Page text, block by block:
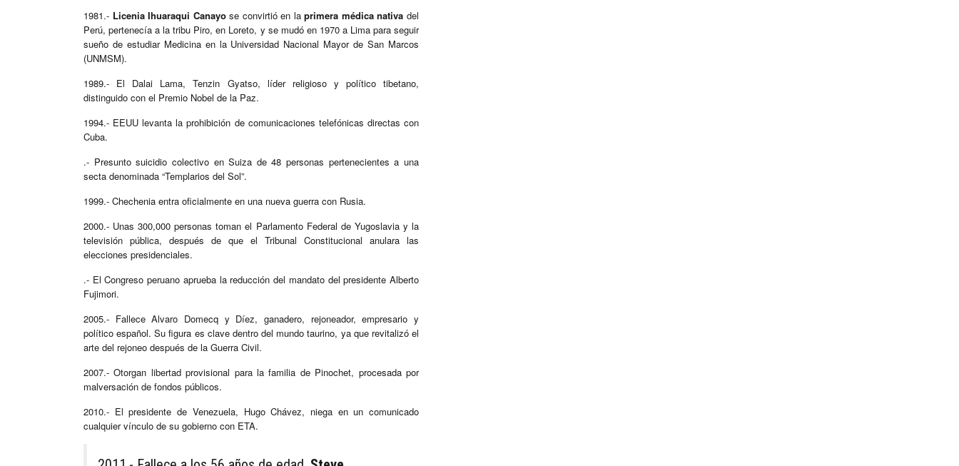
1981.- Licenia Ihuaraqui Canayose convirtió en laprimera médica nativa del
Perú, pertenecía a la tribu Piro, en Loreto, y se mudó en 1970 a Lima para seguir
sueño de estudiar Medicina en la Universidad Nacional Mayor de San Marcos
(UNMSM).
1989.- El Dalai Lama, Tenzin Gyatso, líder religioso y político tibetano,
distinguido con el Premio Nobel de la Paz.
1994.- EEUU levanta la prohibición de comunicaciones telefónicas directas con
Cuba.
.- Presunto suicidio colectivo en Suiza de 48 personas pertenecientes a una
secta denominada “Templarios del Sol”.
1999.- Chechenia entra oficialmente en una nueva guerra con Rusia.
2000.- Unas 300,000 personas toman el Parlamento Federal de Yugoslavia y la
televisión pública, después de que el Tribunal Constitucional anulara las
elecciones presidenciales.
.- El Congreso peruano aprueba la reducción del mandato del presidente Alberto
Fujimori.
2005.- Fallece Alvaro Domecq y Díez, ganadero, rejoneador, empresario y
político español. Su figura es clave dentro del mundo taurino, ya que revitalizó el
arte del rejoneo después de la Guerra Civil.​
2007.- Otorgan libertad provisional para la familia de Pinochet, procesada por
malversación de fondos públicos.
2010.- El presidente de Venezuela, Hugo Chávez, niega en un comunicado
cualquier vínculo de su gobierno con ETA.